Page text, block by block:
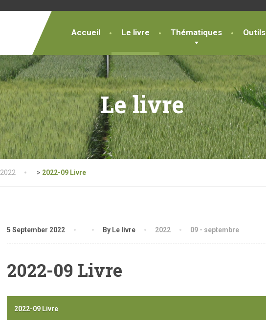
Accueil Le livre Thématiques Outils
Le livre
2022 > 2022-09 Livre
5 September 2022 By Le livre 2022 09 - septembre
2022-09 Livre
2022-09 Livre